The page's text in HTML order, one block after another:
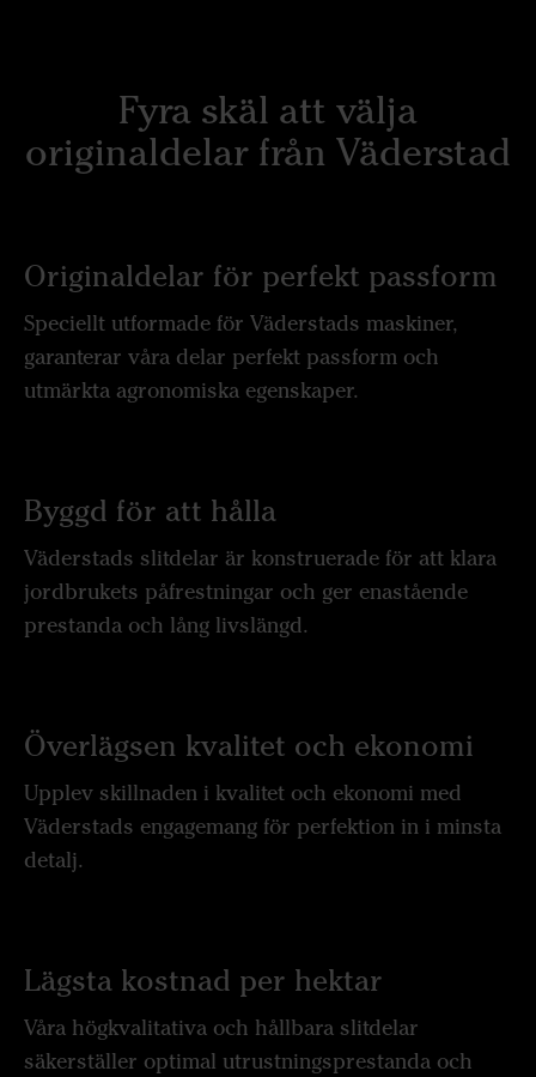
Fyra skäl att välja
originaldelar från Väderstad
Originaldelar för perfekt passform
Speciellt utformade för Väderstads maskiner,
garanterar våra delar perfekt passform och
utmärkta agronomiska egenskaper.
Byggd för att hålla
Väderstads slitdelar är konstruerade för att klara
jordbrukets påfrestningar och ger enastående
prestanda och lång livslängd.
Överlägsen kvalitet och ekonomi
Upplev skillnaden i kvalitet och ekonomi med
Väderstads engagemang för perfektion in i minsta
detalj.
Lägsta kostnad per hektar
Våra högkvalitativa och hållbara slitdelar
säkerställer optimal utrustningsprestanda och